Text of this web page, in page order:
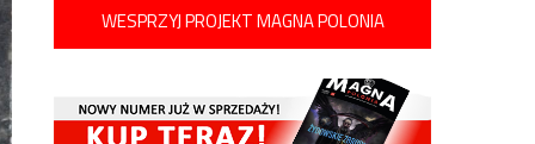
WESPRZYJ PROJEKT MAGNA POLONIA